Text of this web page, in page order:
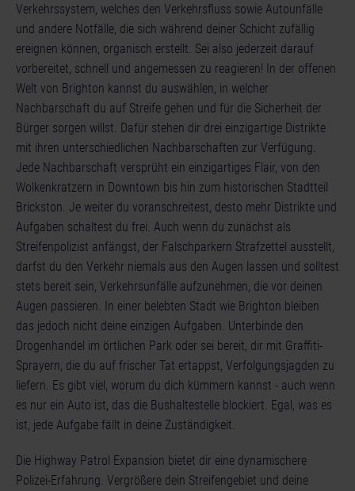
Verkehrssystem, welches den Verkehrsfluss sowie Autounfälle
und andere Notfälle, die sich während deiner Schicht zufällig
ereignen können, organisch erstellt. Sei also jederzeit darauf
vorbereitet, schnell und angemessen zu reagieren! In der offenen
Welt von Brighton kannst du auswählen, in welcher
Nachbarschaft du auf Streife gehen und für die Sicherheit der
Bürger sorgen willst. Dafür stehen dir drei einzigartige Distrikte
mit ihren unterschiedlichen Nachbarschaften zur Verfügung.
Jede Nachbarschaft versprüht ein einzigartiges Flair, von den
Wolkenkratzern in Downtown bis hin zum historischen Stadtteil
Brickston. Je weiter du voranschreitest, desto mehr Distrikte und
Aufgaben schaltest du frei. Auch wenn du zunächst als
Streifenpolizist anfängst, der Falschparkern Strafzettel ausstellt,
darfst du den Verkehr niemals aus den Augen lassen und solltest
stets bereit sein, Verkehrsunfälle aufzunehmen, die vor deinen
Augen passieren. In einer belebten Stadt wie Brighton bleiben
das jedoch nicht deine einzigen Aufgaben. Unterbinde den
Drogenhandel im örtlichen Park oder sei bereit, dir mit Graffiti-
Sprayern, die du auf frischer Tat ertappst, Verfolgungsjagden zu
liefern. Es gibt viel, worum du dich kümmern kannst - auch wenn
es nur ein Auto ist, das die Bushaltestelle blockiert. Egal, was es
ist, jede Aufgabe fällt in deine Zuständigkeit.
Die Highway Patrol Expansion bietet dir eine dynamischere
Polizei-Erfahrung. Vergrößere dein Streifengebiet und deine